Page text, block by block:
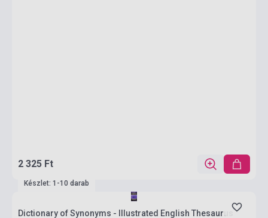
2 325 Ft
Készlet: 1-10 darab
Dictionary of Synonyms - Illustrated English Thesaurus